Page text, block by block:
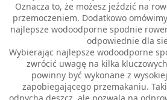
Oznacza to, że możesz jeździć na
przemoczeniem. Dodatkowo
najlepsze wodoodporne spodnie
odpowiednie dla
Wybierając najlepsze wodoodporne
zwrócić uwagę na kilka
powinny być wykonane z
zapobiegającego przemakaniu.